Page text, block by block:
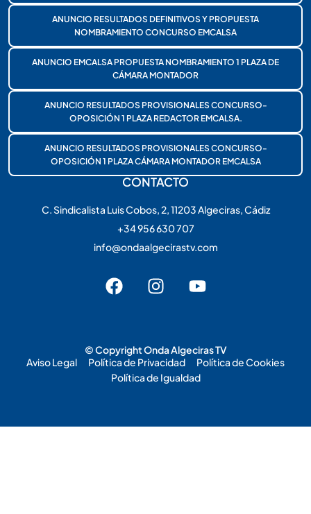
ANUNCIO RESULTADOS DEFINITIVOS Y PROPUESTA
NOMBRAMIENTO CONCURSO EMCALSA
ANUNCIO EMCALSA PROPUESTA NOMBRAMIENTO 1 PLAZA DE
CÁMARA MONTADOR
ANUNCIO RESULTADOS PROVISIONALES CONCURSO-
OPOSICIÓN 1 PLAZA REDACTOR EMCALSA.
ANUNCIO RESULTADOS PROVISIONALES CONCURSO-
OPOSICIÓN 1 PLAZA CÁMARA MONTADOR EMCALSA
CONTACTO
C. Sindicalista Luis Cobos, 2, 11203 Algeciras, Cádiz
+34 956 630 707
info@ondaalgecirastv.com
© Copyright Onda Algeciras TV
Aviso Legal
Política de Privacidad
Política de Cookies
Política de Igualdad